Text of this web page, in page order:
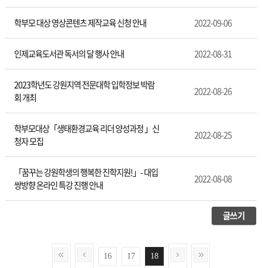
학부모 대상 영상콘텐츠 제작교육 신청 안내 2022-09-06
인제교육도서관 독서의 달 행사 안내 2022-08-31
2023학년도 강원지역 전문대학 입학정보 박람
회 개최
2022-08-26
학부모대상「생태환경교육 리더 양성과정 」신
청자 모집
2022-08-25
「꿈꾸는 강원학생의 행복한 진학지원!」- 대입
쌍방향 온라인 특강 진행 안내
2022-08-08
글쓰기
16 17 18